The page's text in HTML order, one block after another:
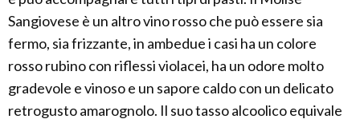
Sangiovese è un altro vino rosso che può essere sia
fermo, sia frizzante, in ambedue i casi ha un colore
rosso rubino con riflessi violacei, ha un odore molto
gradevole e vinoso e un sapore caldo con un delicato
retrogusto amarognolo. Il suo tasso alcoolico equivale